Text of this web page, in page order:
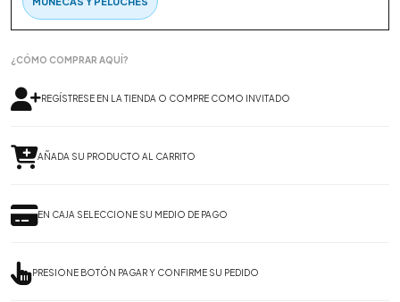
¿CÓMO COMPRAR AQUÍ?
REGÍSTRESE EN LA TIENDA O COMPRE COMO INVITADO
AÑADA SU PRODUCTO AL CARRITO
EN CAJA SELECCIONE SU MEDIO DE PAGO
PRESIONE BOTÓN PAGAR Y CONFIRME SU PEDIDO